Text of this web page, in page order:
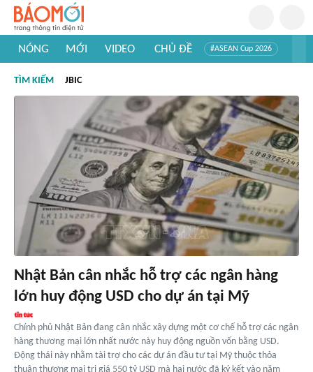
NÓNG MỚI VIDEO CHỦ ĐỀ #ASEAN Cup 2026
#Khám phá thế giới
TÌM KIẾM JBIC
Nhật Bản cân nhắc hỗ trợ các ngân hàng
lớn huy động USD cho dự án tại Mỹ
Chính phủ Nhật Bản đang cân nhắc xây dựng một cơ chế hỗ trợ các ngân
hàng thương mại lớn nhất nước này huy động nguồn vốn bằng USD.
Động thái này nhằm tài trợ cho các dự án đầu tư tại Mỹ thuộc thỏa
thuận thương mại trị giá 550 tỷ USD mà hai nước đã ký kết vào năm